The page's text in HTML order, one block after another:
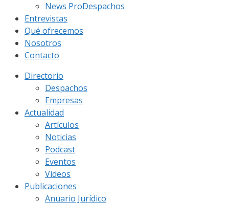
News ProDespachos
Entrevistas
Qué ofrecemos
Nosotros
Contacto
Directorio
Despachos
Empresas
Actualidad
Artículos
Noticias
Podcast
Eventos
Vídeos
Publicaciones
Anuario Jurídico